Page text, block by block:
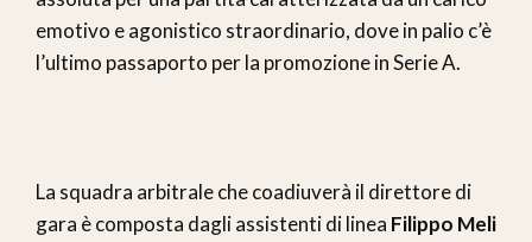
emotivo e agonistico straordinario, dove in palio c’è
l’ultimo passaporto per la promozione in Serie A.
La squadra arbitrale che coadiuverà il direttore di
gara è composta dagli assistenti di linea Filippo Meli